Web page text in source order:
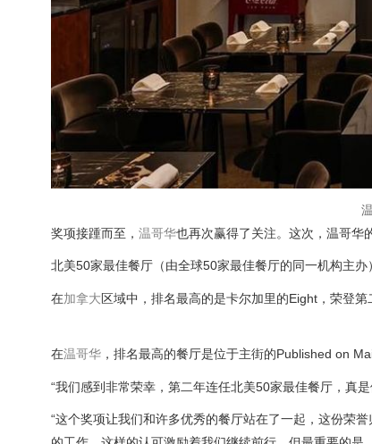
奖项接踵而至， 温哥华也再次赢得了关注。这次，温哥华
北美50家最佳餐厅（由全球50家最佳餐厅的同一机构主
在加拿大区域中，排名最高的是卡尔加里的Eight，荣登
在温哥华 ，排名最高的餐厅是位于主街的Published on
“我们感到非常荣幸，第二年连任北美50家最佳餐厅，真
“这个奖项让我们和许多优秀的餐厅站在了一起，这份荣